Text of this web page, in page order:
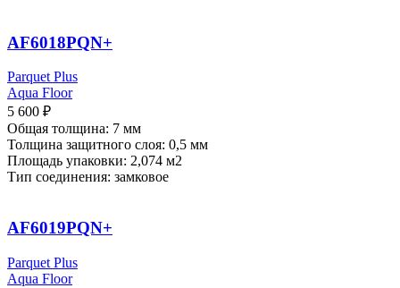
AF6018PQN+
Parquet Plus
Aqua Floor
5 600 ₽
Общая толщина: 7 мм
Толщина защитного слоя: 0,5 мм
Площадь упаковки: 2,074 м2
Тип соединения: замковое
AF6019PQN+
Parquet Plus
Aqua Floor